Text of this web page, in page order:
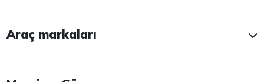
Araç markaları